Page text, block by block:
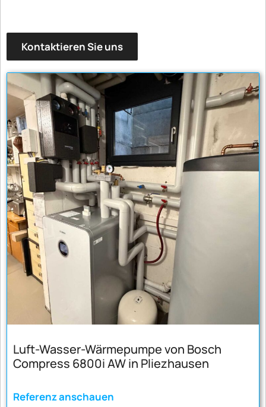
Kontaktieren Sie uns
Luft-Wasser-Wärmepumpe von Bosch
Compress 6800i AW in Pliezhausen
Referenz anschauen